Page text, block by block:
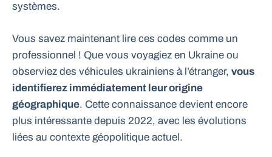
systèmes.
Vous savez maintenant lire ces codes comme un
professionnel ! Que vous voyagiez en Ukraine ou
observiez des véhicules ukrainiens à l’étranger, vous
identifierez immédiatement leur origine
géographique. Cette connaissance devient encore
plus intéressante depuis 2022, avec les évolutions
liées au contexte géopolitique actuel.